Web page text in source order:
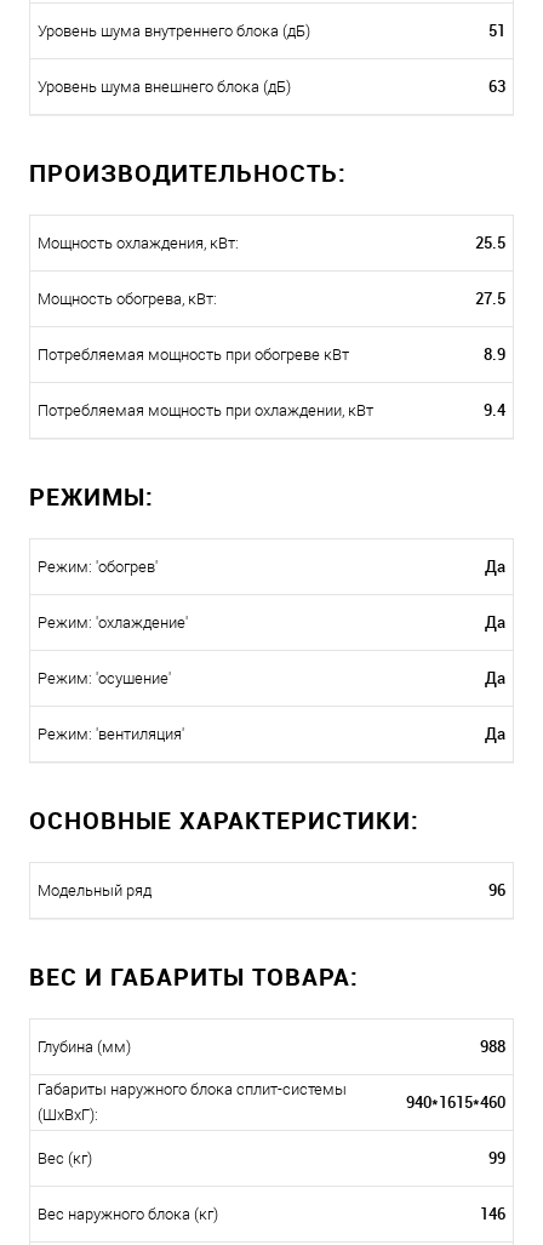
Уровень шума внутреннего блока (дБ) 51
Уровень шума внешнего блока (дБ) 63
ПРОИЗВОДИТЕЛЬНОСТЬ:
Мощность охлаждения, кВт: 25.5
Мощность обогрева, кВт: 27.5
Потребляемая мощность при обогреве кВт 8.9
Потребляемая мощность при охлаждении, кВт 9.4
РЕЖИМЫ:
Режим: 'обогрев' Да
Режим: 'охлаждение' Да
Режим: 'осушение' Да
Режим: 'вентиляция' Да
ОСНОВНЫЕ ХАРАКТЕРИСТИКИ:
Модельный ряд 96
ВЕС И ГАБАРИТЫ ТОВАРА:
Глубина (мм) 988
Габариты наружного блока сплит-системы
(ШxВxГ):
940*1615*460
Вес (кг) 99
Вес наружного блока (кг) 146